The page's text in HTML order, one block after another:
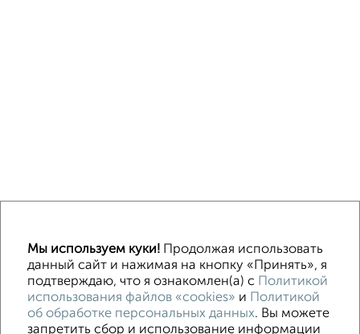
ИЖС СНТ В черте города От собственника
Контакты
Политика конфиденциальности
Пользовательское соглашение
Серпухов, улица Пролетарская 25
Мы используем куки! Продолжая использовать
данный сайт и нажимая на кнопку «Принять», я
подтверждаю, что я ознакомлен(а) с Политикой
использования файлов «cookies» и Политикой
об обработке персональных данных. Вы можете
запретить сбор и использование информации